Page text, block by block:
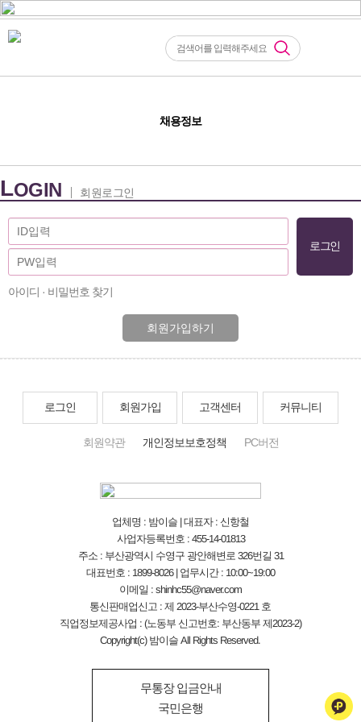
채용정보
LOGIN 회원로그인
아이디 · 비밀번호 찾기
회원가입하기
로그인 회원가입 고객센터 커뮤니티
회원약관 개인정보보호정책 PC버전
업체명 : 밤이슬 | 대표자 : 신항철
사업자등록번호 : 455-14-01813
주소 : 부산광역시 수영구 광안해변로 326번길 31
대표번호 : 1899-8026 | 업무시간 : 10:00~19:00
이메일 : shinhc55@naver.com
통신판매업신고 : 제 2023-부산수영-0221 호
직업정보제공사업 : (노동부 신고번호: 부산동부 제2023-2)
Copyright(c) 밤이슬 All Rights Reserved.
무통장 입금안내
국민은행